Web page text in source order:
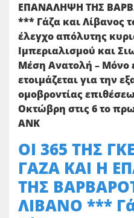
ΕΠΑΝΑΛΗΨΗ ΤΗΣ
*** Γάζα και Λίβανος
έλεγχο απόλυτης
Ιμπεριαλισμού και
Μέση Ανατολή – Μόνο
ετοιμάζεται για την
ομοβροντίας
Οκτώβρη στις 6 το
ΑΝΚ
ΟΙ 365 ΤΗΣ
ΓΑΖΑ ΚΑΙ Η
ΤΗΣ
ΛΙΒΑΝΟ ***